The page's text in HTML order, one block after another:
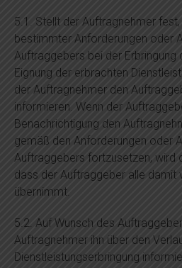
5.1. Stellt der Auftragnehmer
bestimmter Anforderungen oder
Auftraggebers bei der Erbringung
Eignung der erbrachten
der Auftragnehmer den
informieren. Wenn der
Benachrichtigung den
gemäß den Anforderungen oder
Auftraggebers fortzusetzen, wird
dass der Auftraggeber alle damit
übernimmt.
5.2. Auf Wunsch des
Auftragnehmer ihn über den
Dienstleistungserbringung